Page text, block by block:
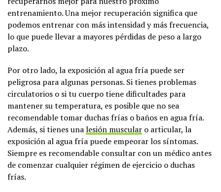
entrenamiento. Una mejor recuperación significa que
podemos entrenar con más intensidad y más frecuencia,
lo que puede llevar a mayores pérdidas de peso a largo
plazo.
Por otro lado, la exposición al agua fría puede ser
peligrosa para algunas personas. Si tienes problemas
circulatorios o si tu cuerpo tiene dificultades para
mantener su temperatura, es posible que no sea
recomendable tomar duchas frías o baños en agua fría.
Además, si tienes unalesión muscular o articular, la
exposición al agua fría puede empeorar los síntomas.
Siempre es recomendable consultar con un médico antes
de comenzar cualquier régimen de ejercicio o duchas
frías.